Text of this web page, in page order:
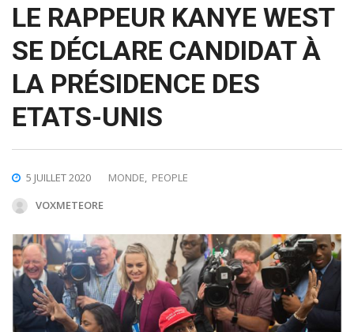
LE RAPPEUR KANYE WEST
SE DÉCLARE CANDIDAT À
LA PRÉSIDENCE DES
ETATS-UNIS
5 JUILLET 2020 MONDE, PEOPLE
VOXMETEORE